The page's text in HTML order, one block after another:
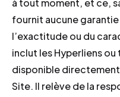
à tout moment, et ce,
fournit aucune garantie
l’exactitude ou du
inclut les Hyperliens
disponible
Site. Il relève de la